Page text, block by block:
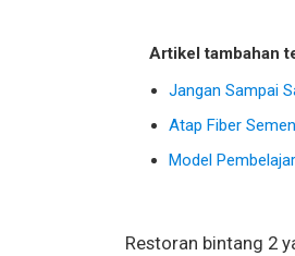
Artikel tambahan
Jangan Sampai
Atap Fiber
Model
Restoran bintang 2